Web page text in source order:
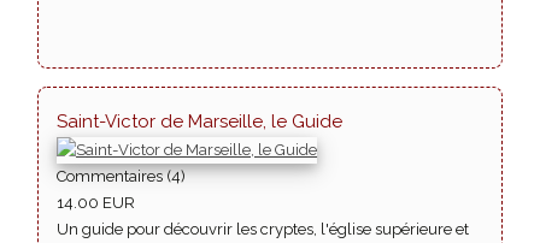
Saint-Victor de Marseille, le Guide
Commentaires (4)
14.00 EUR
Un guide pour découvrir les cryptes, l'église supérieure et